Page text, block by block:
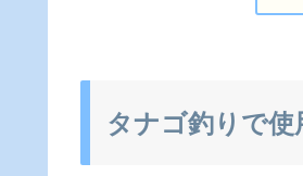
タナゴ釣りで使